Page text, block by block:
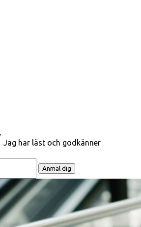
Jag har läst och godkänner
postadress för att ta emot
Anmäl dig